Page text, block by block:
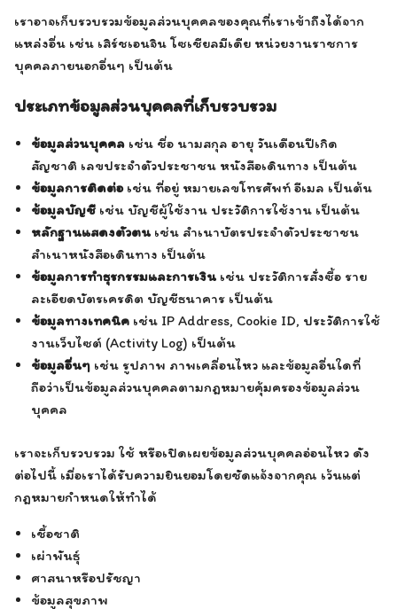
เราอาจเก็บรวบรวมข้อมูลส่วนบุคคลของคุณที่เราเข้าถึงได้จาก
แหล่งอื่น เช่น เสิร์ชเอนจิน โซเชียลมีเดีย หน่วยงานราชการ
บุคคลภายนอกอื่นๆ เป็นต้น
ประเภทข้อมูลส่วนบุคคลที่เก็บรวบรวม
ข้อมูลส่วนบุคคล เช่น ชื่อ นามสกุล อายุ วันเดือนปีเกิด
สัญชาติ เลขประจำตัวประชาชน หนังสือเดินทาง เป็นต้น
ข้อมูลการติดต่อเช่น ที่อยู่ หมายเลขโทรศัพท์ อีเมล เป็นต้น
ข้อมูลบัญชี เช่น บัญชีผู้ใช้งาน ประวัติการใช้งาน เป็นต้น
หลักฐานแสดงตัวตน เช่น สำเนาบัตรประจำตัวประชาชน
สำเนาหนังสือเดินทาง เป็นต้น
ข้อมูลการทำธุรกรรมและการเงิน เช่น ประวัติการสั่งซื้อ ราย
ละเอียดบัตรเครดิต บัญชีธนาคาร เป็นต้น
ข้อมูลทางเทคนิค เช่น IP Address, Cookie ID, ประวัติการใช้
งานเว็บไซต์ (Activity Log) เป็นต้น
ข้อมูลอื่นๆ เช่น รูปภาพ ภาพเคลื่อนไหว และข้อมูลอื่นใดที่
ถือว่าเป็นข้อมูลส่วนบุคคลตามกฎหมายคุ้มครองข้อมูลส่วน
บุคคล
เราจะเก็บรวบรวม ใช้ หรือเปิดเผยข้อมูลส่วนบุคคลอ่อนไหว ดัง
ต่อไปนี้ เมื่อเราได้รับความยินยอมโดยชัดแจ้งจากคุณ เว้นแต่
กฎหมายกำหนดให้ทำได้
เชื้อชาติ
เผ่าพันธุ์
ศาสนาหรือปรัชญา
ข้อมูลสุขภาพ